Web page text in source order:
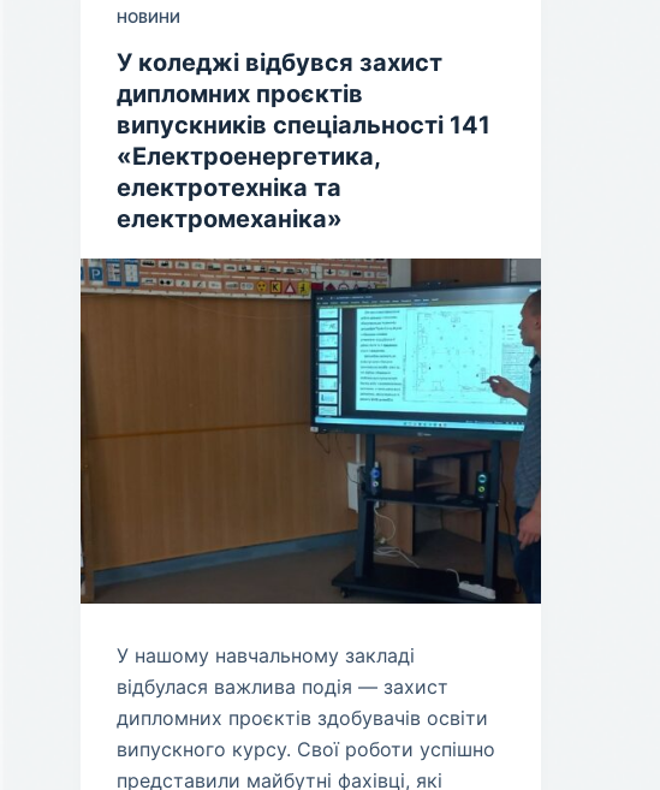
НОВИНИ
У коледжі відбувся захист
дипломних проєктів
випускників спеціальності 141
«Електроенергетика,
електротехніка та
електромеханіка»
​У нашому навчальному закладі
відбулася важлива подія — захист
дипломних проєктів здобувачів освіти
випускного курсу. Свої роботи успішно
представили майбутні фахівці, які